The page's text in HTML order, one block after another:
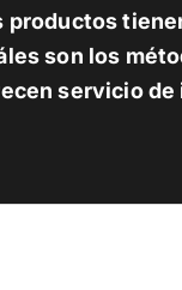
productos
son los
servicio